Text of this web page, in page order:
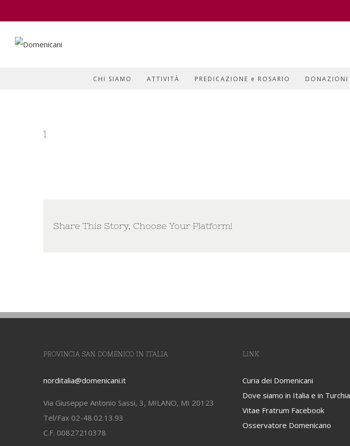
CHI SIAMO ATTIVITÀ PREDICAZIONE e ROSARIO DONAZIONI
1
Share This Story, Choose Your Platform!
PROVINCIA SAN DOMENICO IN ITALIA
norditalia@domenicani.it
Via Giuseppe Antonio Sassi, 3, MILANO, MI 20123
Tel/Fax 02-48.02.13.93
C.F. 00827210378
LINK
Curia dei Domenicani
Dove siamo in Italia e in Turchia
Vitae Fratrum Facebook
Osservatore Domenicano